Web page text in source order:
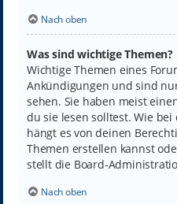
Nach oben
Was sind wichtige Themen?
Wichtige Themen eines
Ankündigungen und sind
sehen. Sie haben meist
du sie lesen solltest. Wie
hängt es von deinen
Themen erstellen kannst
stellt die Board-
Nach oben